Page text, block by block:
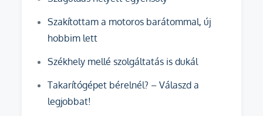
Szakítottam a motoros barátommal, új
hobbim lett
Székhely mellé szolgáltatás is dukál
Takarítógépet bérelnél? – Válaszd a
legjobbat!